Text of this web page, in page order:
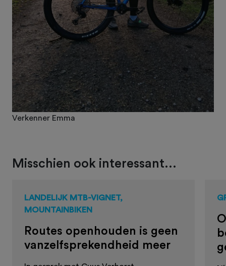
Verkenner Emma
Misschien ook interessant...
LANDELIJK MTB-VIGNET,
MOUNTAINBIKEN
Routes openhouden is geen
vanzelfsprekendheid meer